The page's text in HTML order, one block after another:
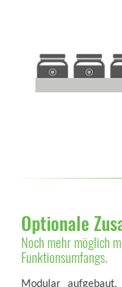
Optionale
Noch mehr möglich
Funktionsumfangs.
Modular